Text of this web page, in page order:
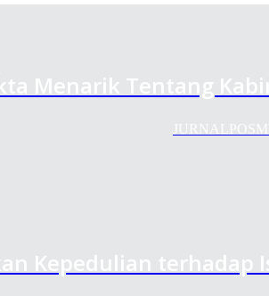
Menarik Tentang
Kepedulian terhadap